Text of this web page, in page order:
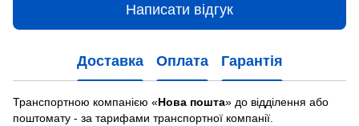
Написати відгук
Доставка Оплата Гарантія
Транспортною компанією «Нова пошта» до відділення або
поштомату - за тарифами транспортної компанії.